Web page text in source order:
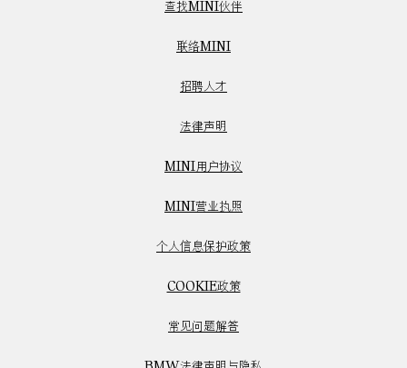
查找MINI伙伴
联络MINI
招聘人才
法律声明
MINI用户协议
MINI营业执照
个人信息保护政策
COOKIE政策
常见问题解答